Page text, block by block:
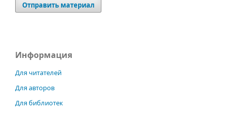
Отправить материал
Информация
Для читателей
Для авторов
Для библиотек